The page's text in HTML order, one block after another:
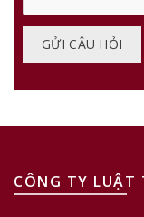
CÔNG TY LUẬT